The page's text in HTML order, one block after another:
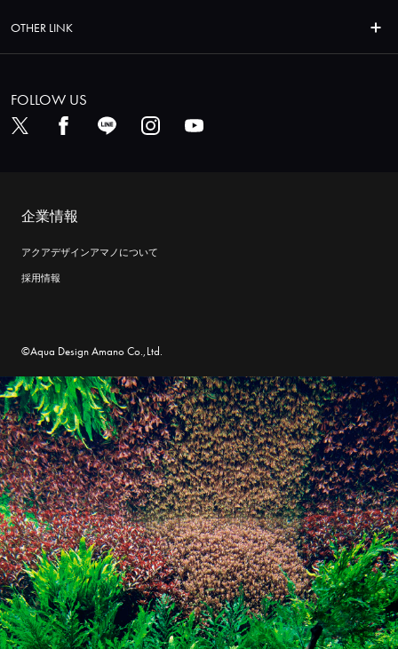
OTHER LINK
FOLLOW US
企業情報
アクアデザインアマノについて
採用情報
©Aqua Design Amano Co.,Ltd.